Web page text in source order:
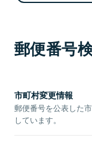
郵便番号
市町村変更情報
郵便番号を公表した
しています。